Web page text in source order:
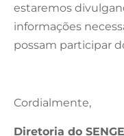
estaremos
informações
possam participar
Cordialmente,
Diretoria do